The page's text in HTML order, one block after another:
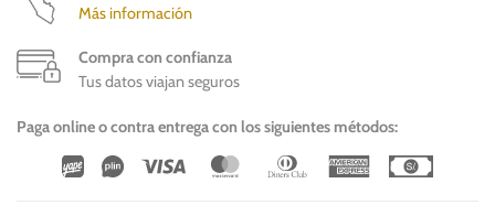
Más información
Compra con confianza
Tus datos viajan seguros
Paga online o contra entrega con los siguientes métodos:
Wirecard
Vipps Visa MasterCardDinners
American